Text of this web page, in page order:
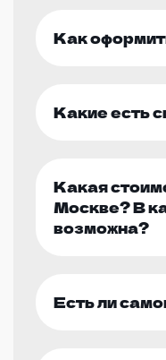
Как
Какие есть
Какая
Москве? В
возможна?
Есть ли